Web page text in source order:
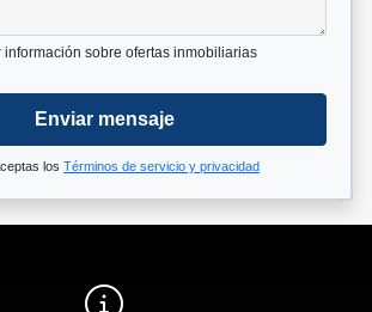
información sobre ofertas inmobiliarias
Enviar mensaje
los Términos de servicio y privacidad